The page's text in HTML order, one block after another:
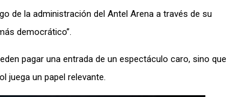
de la administración del Antel Arena a través de su
democrático”.
pagar una entrada de un espectáculo caro, sino que
juega un papel relevante.